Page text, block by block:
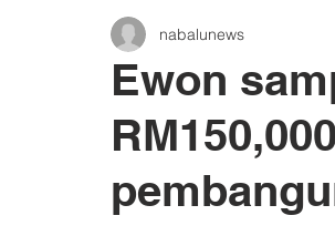
Ewon
nabalunews